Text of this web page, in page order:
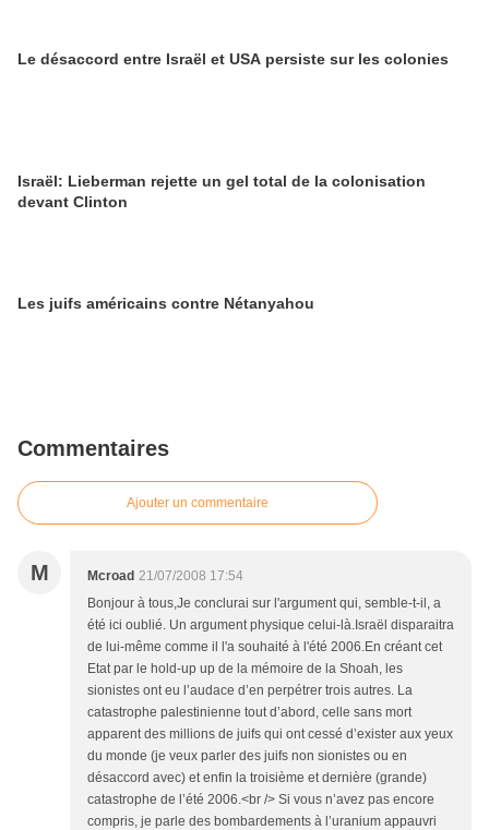
Le désaccord entre Israël et USA persiste sur les colonies
Israël: Lieberman rejette un gel total de la colonisation
devant Clinton
Les juifs américains contre Nétanyahou
Commentaires
Ajouter un commentaire
M Mcroad 21/07/2008 17:54
Bonjour à tous,Je conclurai sur l'argument qui, semble-t-il, a
été ici oublié. Un argument physique celui-là.Israël disparaitra
de lui-même comme il l'a souhaité à l'été 2006.En créant cet
Etat par le hold-up up de la mémoire de la Shoah, les
sionistes ont eu l’audace d’en perpétrer trois autres. La
catastrophe palestinienne tout d’abord, celle sans mort
apparent des millions de juifs qui ont cessé d’exister aux yeux
du monde (je veux parler des juifs non sionistes ou en
désaccord avec) et enfin la troisième et dernière (grande)
catastrophe de l’été 2006.<br /> Si vous n’avez pas encore
compris, je parle des bombardements à l’uranium appauvri